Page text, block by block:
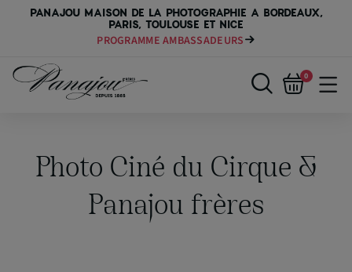
PANAJOU MAISON DE LA PHOTOGRAPHIE A BORDEAUX,
PARIS, TOULOUSE ET NICE
PROGRAMME AMBASSADEURS
0
Photo Ciné du Cirque &
Panajou frères